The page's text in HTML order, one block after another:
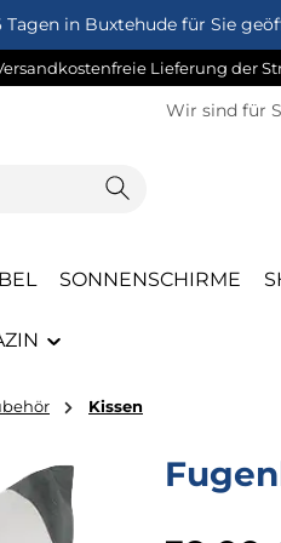
in Buxtehude für Sie
Lieferung der
Wir sind für
SONNENSCHIRME
Kissen